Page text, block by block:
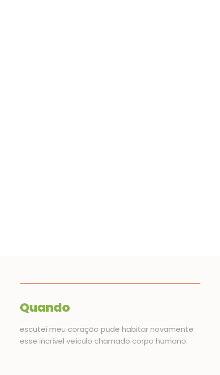
Quando
escutei meu coração pude habitar novamente
esse incrível veículo chamado corpo humano.